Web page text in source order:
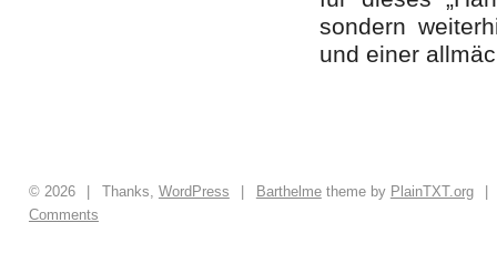
sondern
und einer
© 2026 Thanks, WordPress Barthelmetheme by PlainTXT.org
Comments